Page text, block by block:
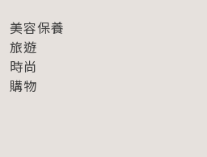
美容保養
旅遊
時尚
購物